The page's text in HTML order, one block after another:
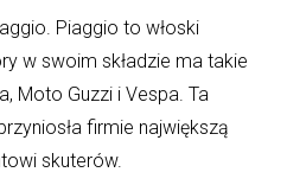
Piaggio to włoski
w swoim składzie ma takie
Moto Guzzi i Vespa. Ta
firmie największą
skuterów.